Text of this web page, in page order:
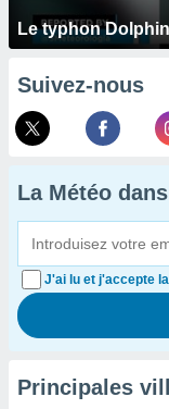
Le typhon
Suivez-nous
La Météo
J'ai lu et j'accepte
Principales